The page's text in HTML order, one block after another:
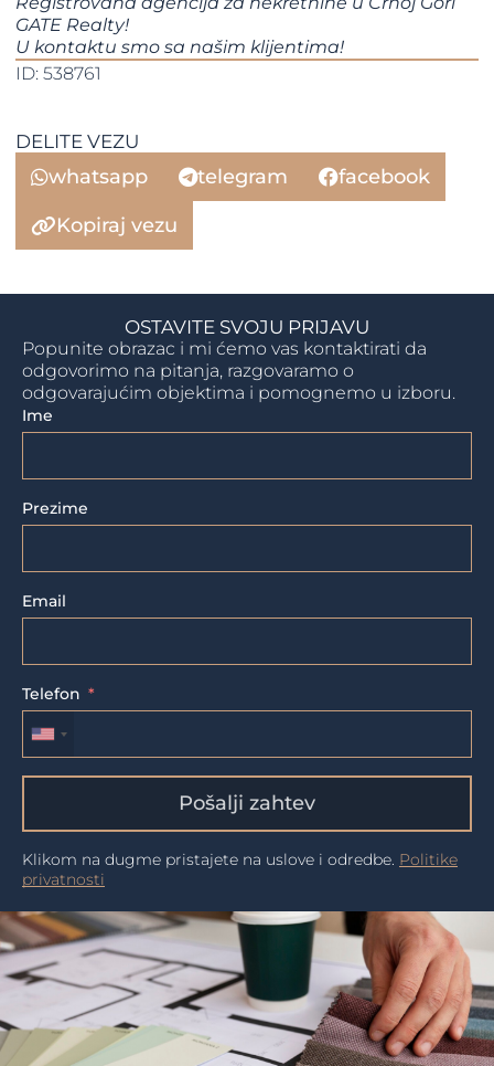
GATE Realty!
​​​​​​​U kontaktu smo sa našim klijentima!​​​​​​​​​​​​​​
ID: 538761
DELITE VEZU
whatsapp telegram
facebook
Kopiraj vezu
OSTAVITE SVOJU PRIJAVU
Popunite obrazac i mi ćemo vas kontaktirati da
odgovorimo na pitanja, razgovaramo o
odgovarajućim objektima i pomognemo u izboru.
Ime
Prezime
Email
Telefon
Pošalji zahtev
Klikom na dugme pristajete na uslove i odredbe. Politike
privatnosti